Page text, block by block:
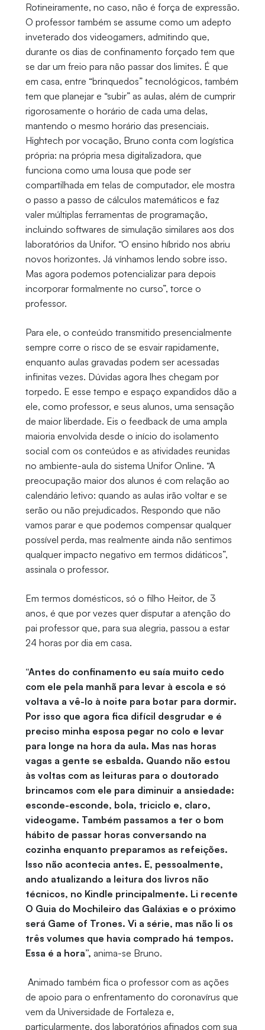
Rotineiramente, no caso, não é força de expressão.
O professor também se assume como um adepto
inveterado dos videogamers, admitindo que,
durante os dias de confinamento forçado tem que
se dar um freio para não passar dos limites. É que
em casa, entre “brinquedos” tecnológicos, também
tem que planejar e “subir” as aulas, além de cumprir
rigorosamente o horário de cada uma delas,
mantendo o mesmo horário das presenciais.
Hightech por vocação, Bruno conta com logística
própria: na própria mesa digitalizadora, que
funciona como uma lousa que pode ser
compartilhada em telas de computador, ele mostra
o passo a passo de cálculos matemáticos e faz
valer múltiplas ferramentas de programação,
incluindo softwares de simulação similares aos dos
laboratórios da Unifor. “O ensino híbrido nos abriu
novos horizontes. Já vínhamos lendo sobre isso.
Mas agora podemos potencializar para depois
incorporar formalmente no curso”, torce o
professor.
Para ele, o conteúdo transmitido presencialmente
sempre corre o risco de se esvair rapidamente,
enquanto aulas gravadas podem ser acessadas
infinitas vezes. Dúvidas agora lhes chegam por
torpedo. E esse tempo e espaço expandidos dão a
ele, como professor, e seus alunos, uma sensação
de maior liberdade. Eis o feedback de uma ampla
maioria envolvida desde o início do isolamento
social com os conteúdos e as atividades reunidas
no ambiente-aula do sistema Unifor Online. “A
preocupação maior dos alunos é com relação ao
calendário letivo: quando as aulas irão voltar e se
serão ou não prejudicados. Respondo que não
vamos parar e que podemos compensar qualquer
possível perda, mas realmente ainda não sentimos
qualquer impacto negativo em termos didáticos”,
assinala o professor.
Em termos domésticos, só o filho Heitor, de 3
anos, é que por vezes quer disputar a atenção do
pai professor que, para sua alegria, passou a estar
24 horas por dia em casa.
“Antes do confinamento eu saía muito cedo
com ele pela manhã para levar à escola e só
voltava a vê-lo à noite para botar para dormir.
Por isso que agora fica difícil desgrudar e é
preciso minha esposa pegar no colo e levar
para longe na hora da aula. Mas nas horas
vagas a gente se esbalda. Quando não estou
às voltas com as leituras para o doutorado
brincamos com ele para diminuir a ansiedade:
esconde-esconde, bola, triciclo e, claro,
videogame. Também passamos a ter o bom
hábito de passar horas conversando na
cozinha enquanto preparamos as refeições.
Isso não acontecia antes. E, pessoalmente,
ando atualizando a leitura dos livros não
técnicos, no Kindle principalmente. Li recente
O Guia do Mochileiro das Galáxias e o próximo
será Game of Trones. Vi a série, mas não li os
três volumes que havia comprado há tempos.
Essa é a hora”, anima-se Bruno.
Animado também fica o professor com as ações
de apoio para o enfrentamento do coronavírus que
vem da Universidade de Fortaleza e,
particularmente, dos laboratórios afinados com sua